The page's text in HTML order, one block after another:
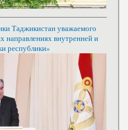
Таджикистан уважаемого
внутренней и
республики»